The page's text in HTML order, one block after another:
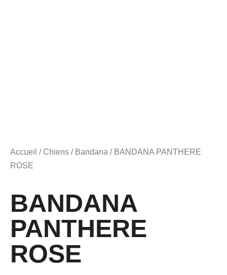
Accueil / Chiens / Bandana / BANDANA PANTHERE
ROSE
BANDANA
PANTHERE
ROSE